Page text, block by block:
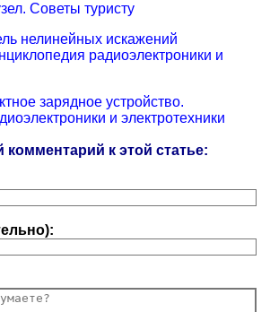
Советы туристу
нелинейных искажений
радиоэлектроники и
зарядное устройство.
и электротехники
комментарий к этой статье: